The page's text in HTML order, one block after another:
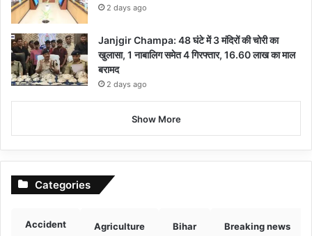
2 days ago
Janjgir Champa: 48 घंटे में 3 मंदिरों की चोरी का
खुलासा, 1 नाबालिग समेत 4 गिरफ्तार, 16.60 लाख का माल
बरामद
2 days ago
Show More
Categories
Accident Agriculture Bihar Breaking news